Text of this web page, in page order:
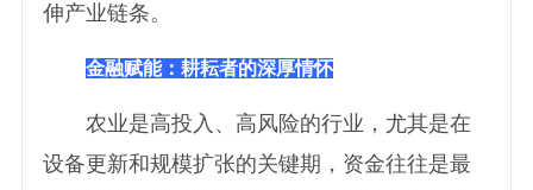
伸产业链条。
金融赋能：耕耘者的深厚情怀
农业是高投入、高风险的行业，尤其是在
设备更新和规模扩张的关键期，资金往往是最